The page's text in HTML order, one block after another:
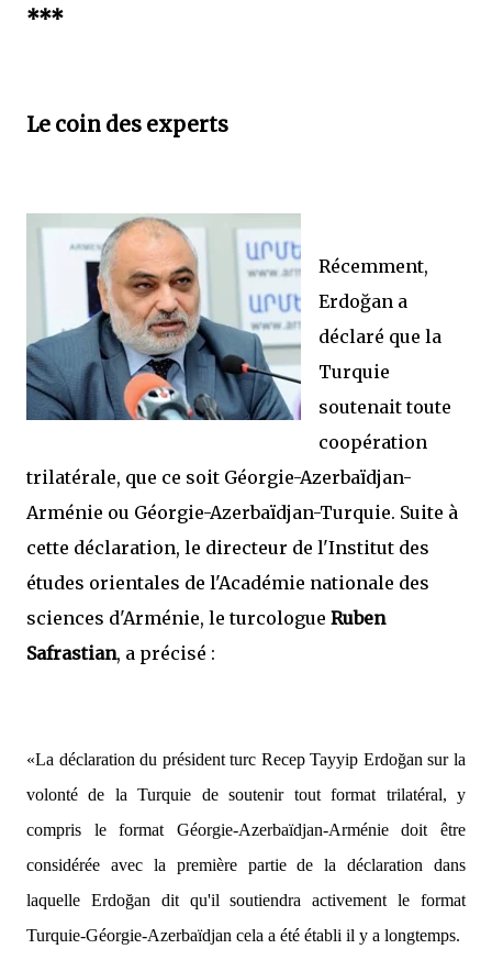
***
Le coin des experts
Récemment,
Erdoğan a
déclaré que la
Turquie
soutenait toute
coopération
trilatérale, que ce soit Géorgie-Azerbaïdjan-
Arménie ou Géorgie-Azerbaïdjan-Turquie. Suite à
cette déclaration, le directeur de l'Institut des
études orientales de l'Académie nationale des
sciences d'Arménie, le turcologue Ruben
Safrastian, a précisé :
«La déclaration du président turc Recep Tayyip Erdoğan sur la
volonté de la Turquie de soutenir tout format trilatéral, y
compris le format Géorgie-Azerbaïdjan-Arménie doit être
considérée avec la première partie de la déclaration dans
laquelle Erdoğan dit qu'il soutiendra activement le format
Turquie-Géorgie-Azerbaïdjan cela a été établi il y a longtemps.